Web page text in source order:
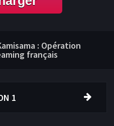
: Opération
français
1